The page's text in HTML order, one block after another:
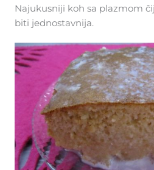
Najukusniji koh sa plazmom
biti jednostavnija.